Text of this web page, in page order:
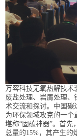
万容科技无氧热解技
废盐处理、岩屑处理、
术交流和探讨。中国
为环保领域攻克的一
堪称“固碳神器”。首
总量的15%，其产生的